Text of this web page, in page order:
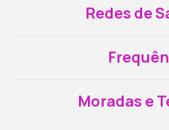
Redes de
Moradas e